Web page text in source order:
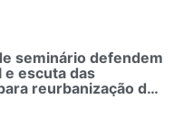
seminário defendem
e escuta das
reurbanização de